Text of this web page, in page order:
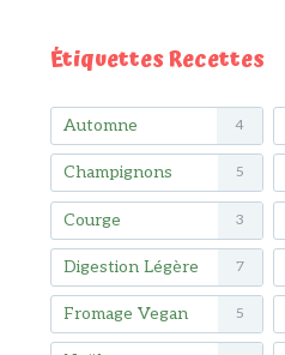
Étiquettes Recettes
Automne 4
Champignons 5
Courge 3
Digestion Légère 7
Fromage Vegan 5